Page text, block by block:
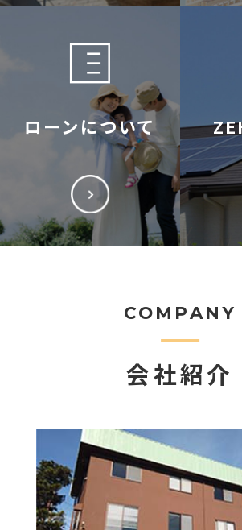
ローンについて
COMPANY
会社紹介